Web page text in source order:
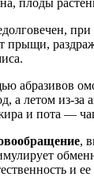
прыщи,
абразивов
а летом из-за
и пота —
,
и